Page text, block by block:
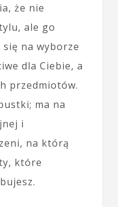
że nie
ale go
na wyborze
dla Ciebie, a
przedmiotów.
ma na
i
na którą
które